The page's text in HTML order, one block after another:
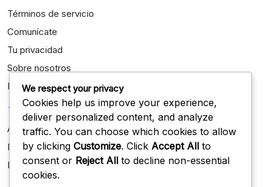
Términos de servicio
Comunícate
Tu privacidad
Sobre nosotros
Política de cookies
Categorías
Aspectos destacados de la carrera
Biografías de Jugadores
Logros Internacionales
We respect your privacy
Cookies help us improve your experience,
deliver personalized content, and analyze
traffic. You can choose which cookies to allow
by clicking Customize. Click Accept All to
consent or Reject All to decline non-essential
cookies.